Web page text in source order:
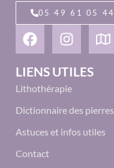
05 49 61 05 44
LIENS UTILES
Lithothérapie
Dictionnaire des pierres
Astuces et infos utiles
Contact